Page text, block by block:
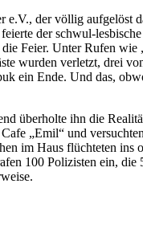
e.V., der völlig
der schwul-
Feier. Unter Rufen
wurden verletzt, drei
ein Ende. Und das,
überholte ihn die
„Emil“ und
im Haus flüchteten ins
100 Polizisten ein,